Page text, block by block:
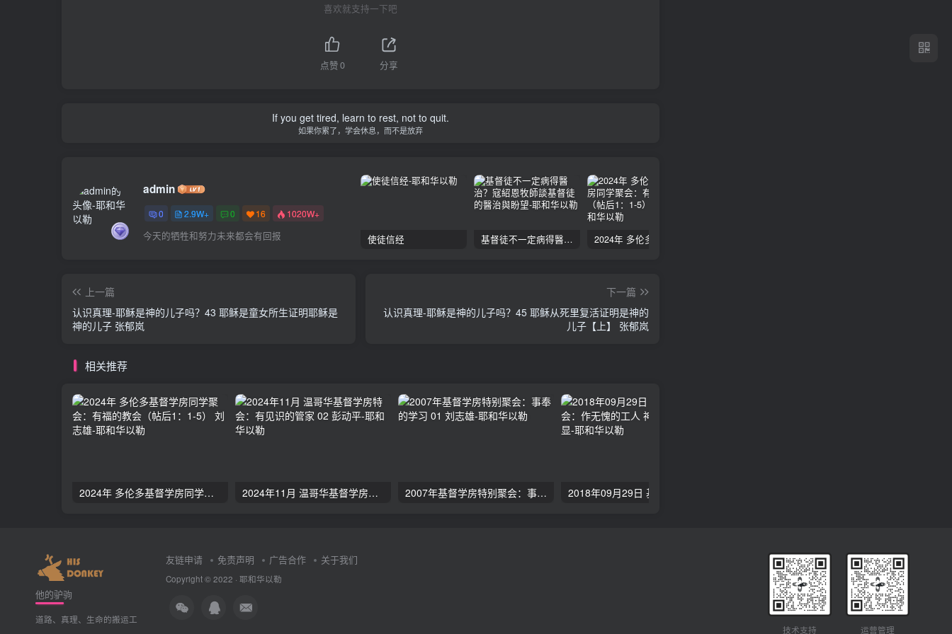
喜欢就支持一下吧
点赞0 分享
If you get tired, learn to rest, not to quit.
如果你累了，学会休息，而不是放弃
admin
0 2.9W+ 0 16 1020W+
今天的牺牲和努力未来都会有回报 使徒信经 基督徒不一定病得醫治？寇紹恩牧師談基督徒的醫治與盼望
上一篇
认识真理-耶稣是神的儿子吗？43 耶稣是童女所生证明耶稣是
神的儿子 张郁岚
下一篇
认识真理-耶稣是神的儿子吗？45 耶稣从死里复活证明是神的
儿子【上】 张郁岚
相关推荐
2024年 多伦多基督学房同学聚会：有福的教会（帖后1：1-5） 刘志雄 2024年11月 温哥华基督学房特会：有见识的管家 02 彭动平 2007年基督学房特别聚会：事奉的学习 01 刘志雄
他的驴驹
道路、真理、生命的搬运工
友链申请 免责声明 广告合作 关于我们
Copyright © 2022 · 耶和华以勒
技术支持 运营管理